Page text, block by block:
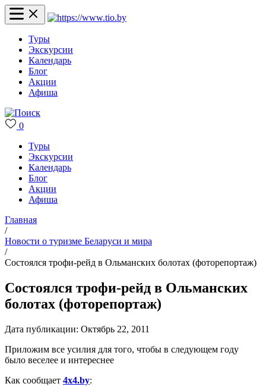
Туры
Экскурсии
Календарь
Блог
Акции
Афиша
0
Туры
Экскурсии
Календарь
Блог
Акции
Афиша
Главная
/
Новости о туризме Беларуси и мира
/
Состоялся трофи-рейд в Ольманских болотах (фоторепортаж)
Состоялся трофи-рейд в Ольманских
болотах (фоторепортаж)
Дата публикации: Октябрь 22, 2011
Приложим все усилия для того, чтобы в следующем году
было веселее и интереснее
Как сообщает 4x4.by: